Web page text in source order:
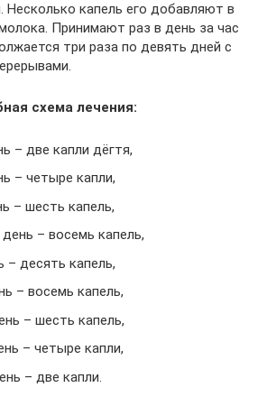
Несколько капель его добавляют в
Принимают раз в день за час
три раза по девять дней с
схема лечения:
– две капли дёгтя,
– четыре капли,
– шесть капель,
– восемь капель,
– десять капель,
– восемь капель,
– шесть капель,
– четыре капли,
– две капли.